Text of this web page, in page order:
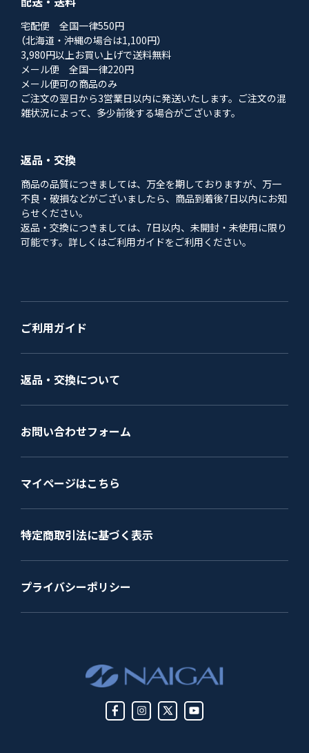
宅配便 全国一律550円
（北海道・沖縄の場合は1,100円）
3,980円以上お買い上げで送料無料
メール便 全国一律220円
メール便可の商品のみ
ご注文の翌日から3営業日以内に発送いたします。ご注文の混
雑状況によって、多少前後する場合がございます。
返品・交換
商品の品質につきましては、万全を期しておりますが、万一
不良・破損などがございましたら、商品到着後7日以内にお知
らせください。
返品・交換につきましては、7日以内、未開封・未使用に限り
可能です。詳しくはご利用ガイドをご利用ください。
ご利用ガイド
返品・交換について
お問い合わせフォーム
マイページはこちら
特定商取引法に基づく表示
プライバシーポリシー